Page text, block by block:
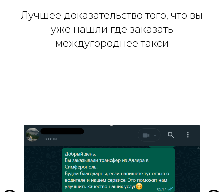
Лучшее доказательство того, что вы
уже нашли где заказать
междугороднее такси